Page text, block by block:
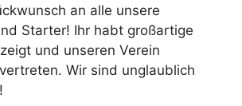
an alle unsere
Starter! Ihr habt großartige
und unseren Verein
Wir sind unglaublich